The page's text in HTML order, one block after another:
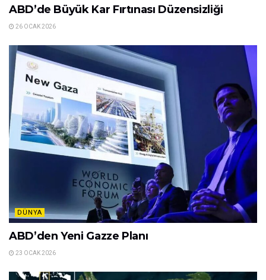
ABD’de Büyük Kar Fırtınası Düzensizliği
26 OCAK 2026
DÜNYA
ABD’den Yeni Gazze Planı
23 OCAK 2026